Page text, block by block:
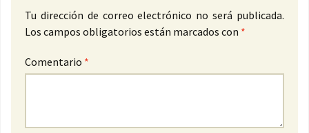
Tu dirección de correo electrónico no será publicada.
Los campos obligatorios están marcados con *
Comentario *